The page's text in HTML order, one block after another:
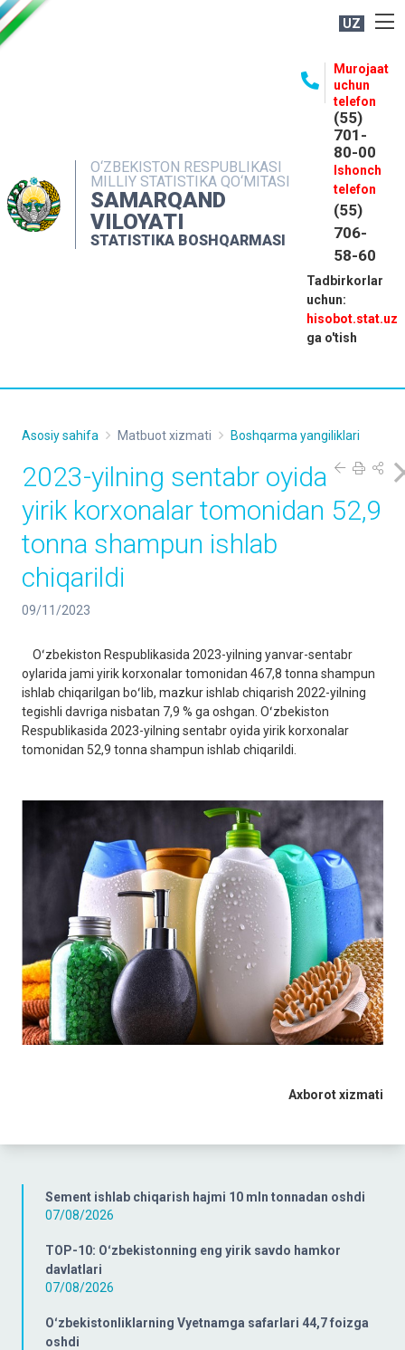
UZ
O‘ZBEKISTON RESPUBLIKASI
MILLIY STATISTIKA QO‘MITASI
SAMARQAND
VILOYATI
STATISTIKA BOSHQARMASI
Murojaat
uchun
telefon
(55)
701-
80-00
Ishonch
telefon
(55)
706-
58-60
Tadbirkorlar
uchun:
hisobot.stat.uz
ga o'tish
MATBUOT XIZMATI
MUROJAATLAR
KONTAKTLAR
Sement ishlab chiqarish hajmi 10 mln tonnadan oshdi
07/08/2026
TOP-10: Oʻzbekistonning eng yirik savdo hamkor
davlatlari
07/08/2026
Oʻzbekistonliklarning Vyetnamga safarlari 44,7 foizga
oshdi
Asosiy sahifa Matbuot xizmati Boshqarma yangiliklari
2023-yilning sentabr oyida
yirik korxonalar tomonidan 52,9
tonna shampun ishlab
chiqarildi
09/11/2023
Oʻzbekiston Respublikasida 2023-yilning yanvar-sentabr
oylarida jami yirik korxonalar tomonidan 467,8 tonna shampun
ishlab chiqarilgan boʻlib, mazkur ishlab chiqarish 2022-yilning
tegishli davriga nisbatan 7,9 % ga oshgan. Oʻzbekiston
Respublikasida 2023-yilning sentabr oyida yirik korxonalar
tomonidan 52,9 tonna shampun ishlab chiqarildi.
Axborot xizmati